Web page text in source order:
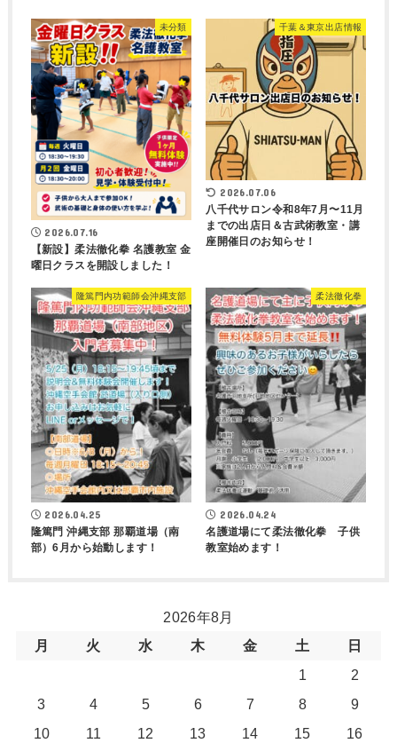
未分類
2026.07.16
【新設】柔法徹化拳 名護教室 金
曜日クラスを開設しました！
千葉＆東京出店情報
2026.07.06
八千代サロン令和8年7月〜11月
までの出店日＆古武術教室・講
座開催日のお知らせ！
隆篤門内功範師会沖縄支部
2026.04.25
隆篤門 沖縄支部 那覇道場（南
部）6月から始動します！
柔法徹化拳
2026.04.24
名護道場にて柔法徹化拳 子供
教室始めます！
2026年8月
月
火 水 木 金 土
日
1
2
3
4 5 6 7 8
9
10
11 12 13 14 15
16